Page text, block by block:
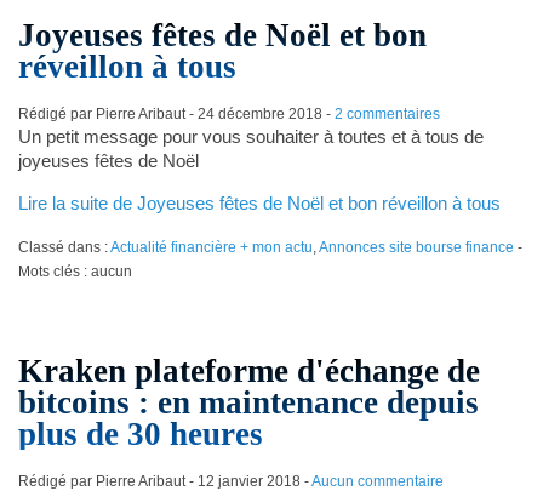
Joyeuses fêtes de Noël et bon
réveillon à tous
Rédigé par Pierre Aribaut - 24 décembre 2018 - 2 commentaires
Un petit message pour vous souhaiter à toutes et à tous de
joyeuses fêtes de Noël
Lire la suite de Joyeuses fêtes de Noël et bon réveillon à tous
Classé dans :Actualité financière + mon actu Annonces site bourse finance -
Mots clés : aucun
Kraken plateforme d'échange de
bitcoins : en maintenance depuis
plus de 30 heures
Rédigé par Pierre Aribaut - 12 janvier 2018 -Aucun commentaire